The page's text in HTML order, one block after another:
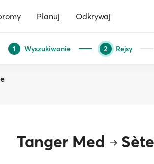
Planuj Odkrywaj
1 Wyszukiwanie 2 Rejsy
Tanger Med Sète